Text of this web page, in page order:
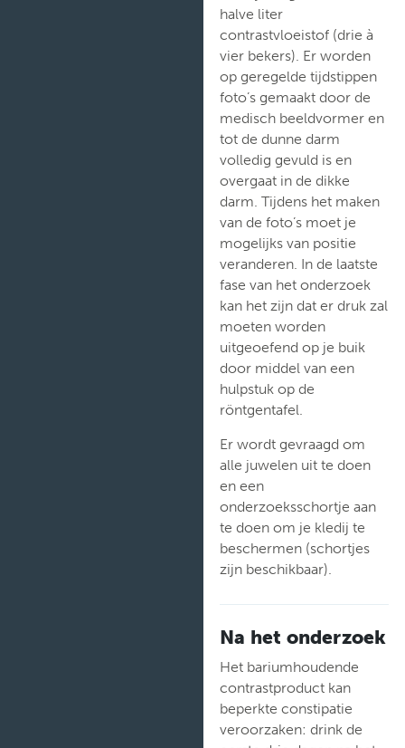
halve liter
contrastvloeistof (drie à
vier bekers). Er worden
op geregelde tijdstippen
foto’s gemaakt door de
medisch beeldvormer en
tot de dunne darm
volledig gevuld is en
overgaat in de dikke
darm. Tijdens het maken
van de foto’s moet je
mogelijks van positie
veranderen. In de laatste
fase van het onderzoek
kan het zijn dat er druk zal
moeten worden
uitgeoefend op je buik
door middel van een
hulpstuk op de
röntgentafel.
Er wordt gevraagd om
alle juwelen uit te doen
en een
onderzoeksschortje aan
te doen om je kledij te
beschermen (schortjes
zijn beschikbaar).
Na het onderzoek
Het bariumhoudende
contrastproduct kan
beperkte constipatie
veroorzaken: drink de